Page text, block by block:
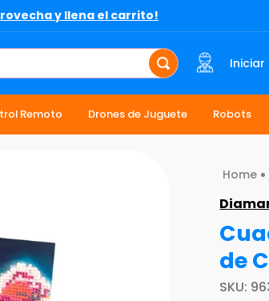
y llena el carrito!
Iniciar
Remoto Drones de Juguete Robots
de
SKU: